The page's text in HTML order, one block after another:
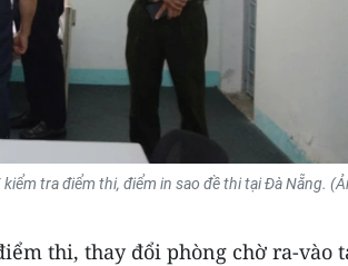
tra điểm thi, điểm in sao đề thi tại Đà Nẵng.
thi, thay đổi phòng chờ ra-vào